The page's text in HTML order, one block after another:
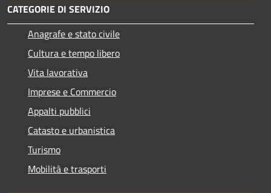
CATEGORIE DI SERVIZIO
Anagrafe e stato civile
Cultura e tempo libero
Vita lavorativa
Imprese e Commercio
Appalti pubblici
Catasto e urbanistica
Turismo
Mobilità e trasporti